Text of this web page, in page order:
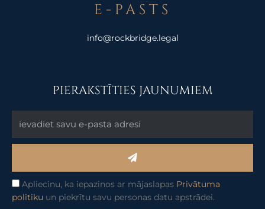
E-PASTS
info@rockbridge.legal
PIERAKSTĪTIES JAUNUMIEM
Apliecinu, ka iepazinos ar mājaslapas Privātuma
politiku un piekrītu savu personas datu apstrādei.
Submit